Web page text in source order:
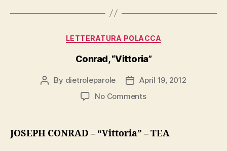
Categories
LETTERATURA POLACCA
Conrad, “Vittoria”
Post
By dietroleparole
Post
date
April 19, 2012
No Commentson
JOSEPH CONRAD – “Vittoria” – TEA